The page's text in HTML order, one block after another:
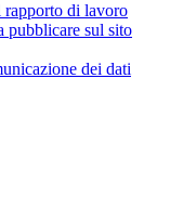
rapporto di lavoro
pubblicare sul sito
dei dati